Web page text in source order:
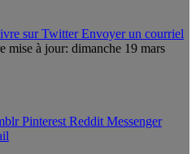
sur Twitter Envoyer un courriel
mise à jour: dimanche 19 mars
Pinterest Reddit Messenger